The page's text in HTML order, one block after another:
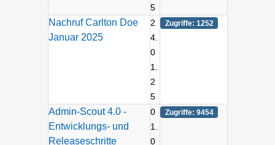
5
Nachruf Carlton Doe
Januar 2025
2
4.
0
1.
2
5
Zugriffe: 1252
Admin-Scout 4.0 -
Entwicklungs- und
Releaseschritte
0
1.
0
Zugriffe: 9454